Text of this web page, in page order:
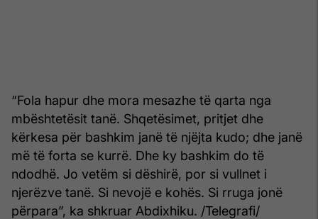
“Fola hapur dhe mora mesazhe të qarta nga
mbështetësit tanë. Shqetësimet, pritjet dhe
kërkesa për bashkim janë të njëjta kudo; dhe janë
më të forta se kurrë. Dhe ky bashkim do të
ndodhë. Jo vetëm si dëshirë, por si vullnet i
njerëzve tanë. Si nevojë e kohës. Si rruga jonë
përpara”, ka shkruar Abdixhiku. /Telegrafi/